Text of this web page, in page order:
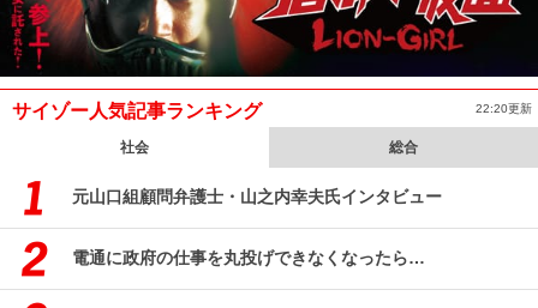
サイゾー人気記事ランキング 22:20更新
社会 総合
元山口組顧問弁護士・山之内幸夫氏インタビュー
電通に政府の仕事を丸投げできなくなったら…